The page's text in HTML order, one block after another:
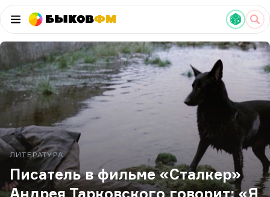
БыковФМ
ЛИТЕРАТУРА
Писатель в фильме «Сталкер»
Андрея Тарковского говорит: «Я